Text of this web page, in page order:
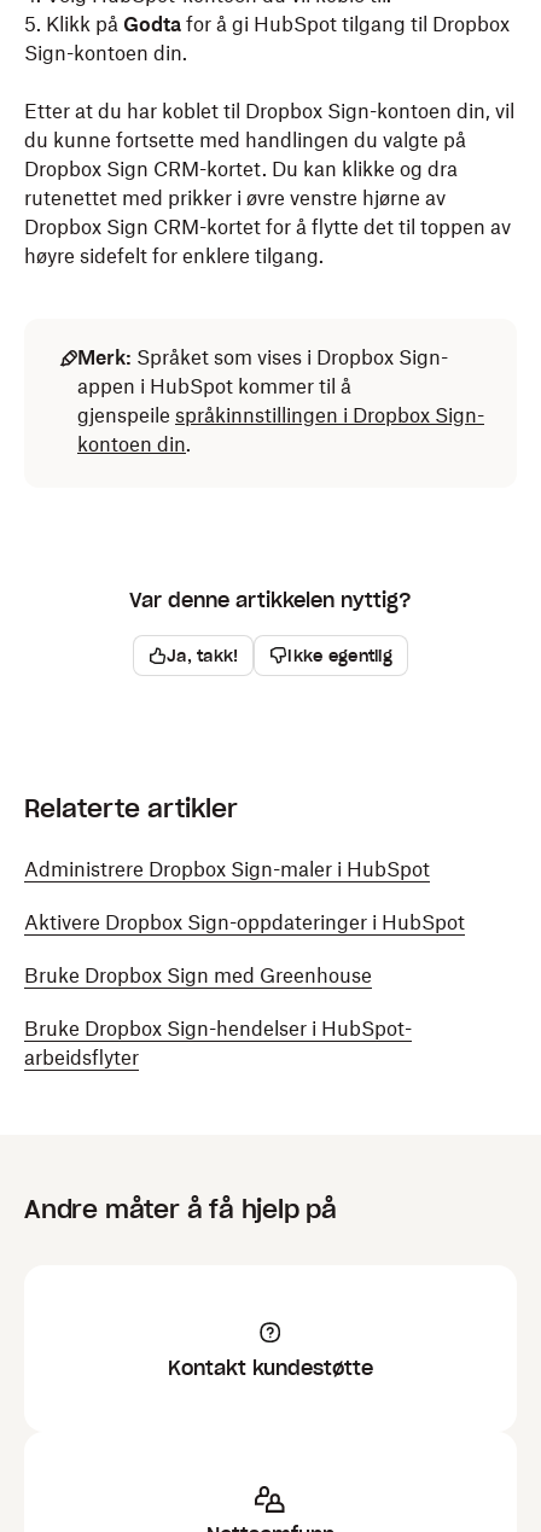
5. Klikk på Godta for å gi HubSpot tilgang til Dropbox
Sign-kontoen din.
Etter at du har koblet til Dropbox Sign-kontoen din, vil
du kunne fortsette med handlingen du valgte på
Dropbox Sign CRM-kortet. Du kan klikke og dra
rutenettet med prikker i øvre venstre hjørne av
Dropbox Sign CRM-kortet for å flytte det til toppen av
høyre sidefelt for enklere tilgang.
Merk: Språket som vises i Dropbox Sign-
appen i HubSpot kommer til å
gjenspeile språkinnstillingen i Dropbox Sign-
kontoen din.
Var denne artikkelen nyttig?
Ja, takk! Ikke egentlig
Relaterte artikler
Administrere Dropbox Sign-maler i HubSpot
Aktivere Dropbox Sign-oppdateringer i HubSpot
Bruke Dropbox Sign med Greenhouse
Bruke Dropbox Sign-hendelser i HubSpot-
arbeidsflyter
Andre måter å få hjelp på
Kontakt kundestøtte